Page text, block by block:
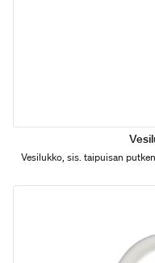
Vesilukko, sis. taipuisan